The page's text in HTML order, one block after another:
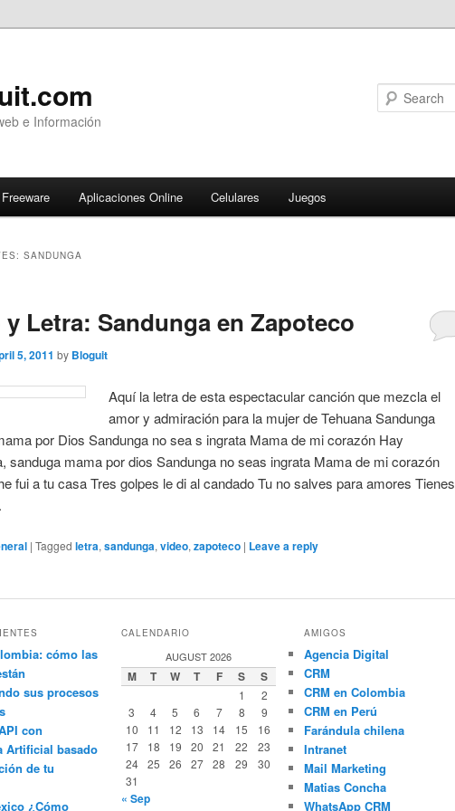
e Información
Freeware Aplicaciones Online Celulares Juegos
SANDUNGA
y Letra: Sandunga en Zapoteco
5, 2011 by Bloguit
Aquí la letra de esta espectacular canción que mezcla el
amor y admiración para la mujer de Tehuana Sandunga
por Dios Sandunga no sea s ingrata Mama de mi corazón Hay
sanduga mama por dios Sandunga no seas ingrata Mama de mi corazón
fui a tu casa Tres golpes le di al candado Tu no salves para amores Tienes
|Tagged letra,sandunga,video,zapoteco | Leave a reply
cómo las
sus procesos
con
Artificial basado
de tu
¿Cómo
CALENDARIO
AUGUST 2026
M T W T F S S
1
2
3
4 5 6 7 8
9
10
11 12 13 14 15
16
17
18 19 20 21 22
23
24
25 26 27 28 29
30
31
« Sep
AMIGOS
Agencia Digital
CRM
CRM en Colombia
CRM en Perú
Farándula chilena
Intranet
Mail Marketing
Matias Concha
WhatsApp CRM